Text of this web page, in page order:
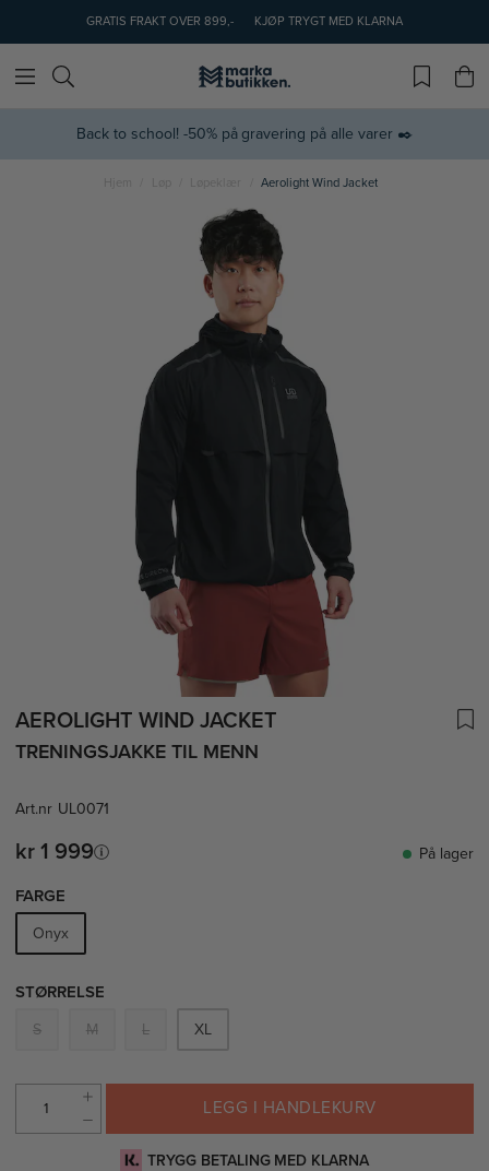
GRATIS FRAKT OVER 899,- KJØP TRYGT MED KLARNA
Back to school! -50% på gravering på alle varer ✒️
Hjem Løpeklær Aerolight Wind Jacket
AEROLIGHT WIND JACKET
TRENINGSJAKKE TIL MENN
Art.nr UL0071
kr 1 999 På lager
FARGE
Onyx
STØRRELSE
S M L XL
LEGG I HANDLEKURV
TRYGG BETALING MED KLARNA